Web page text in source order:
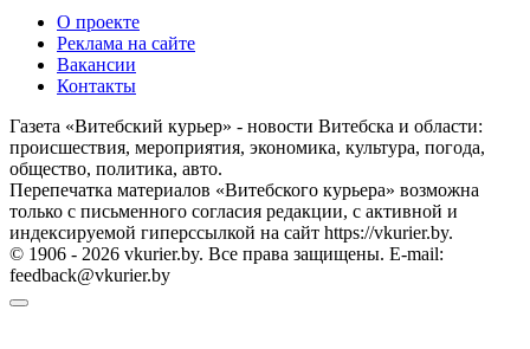
О проекте
Реклама на сайте
Вакансии
Контакты
Газета «Витебский курьер» - новости Витебска и области:
происшествия, мероприятия, экономика, культура, погода,
общество, политика, авто.
Перепечатка материалов «Витебского курьера» возможна
только с письменного согласия редакции, с активной и
индексируемой гиперссылкой на сайт https://vkurier.by.
© 1906 - 2026 vkurier.by. Все права защищены. E-mail:
feedback@vkurier.by